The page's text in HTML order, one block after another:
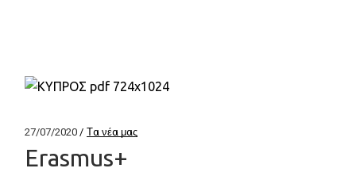
27/07/2020 Τα νέα μας
Erasmus+